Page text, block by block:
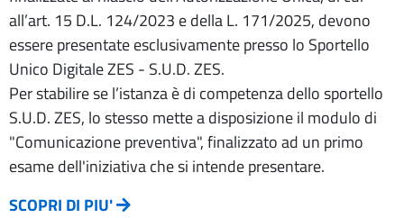
all’art. 15 D.L. 124/2023 e della L. 171/2025, devono
essere presentate esclusivamente presso lo Sportello
Unico Digitale ZES - S.U.D. ZES.
Per stabilire se l’istanza è di competenza dello sportello
S.U.D. ZES, lo stesso mette a disposizione il modulo di
"Comunicazione preventiva", finalizzato ad un primo
esame dell'iniziativa che si intende presentare.
SCOPRI DI PIU'